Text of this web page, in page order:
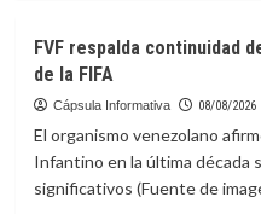
al
“bienestar”
de
la
NASA
pide
ante
riesgos
FVF respalda continuidad
de la FIFA
Cápsula Informativa 08/08/2026
El organismo venezolano
Infantino en la última década
significativos (Fuente de